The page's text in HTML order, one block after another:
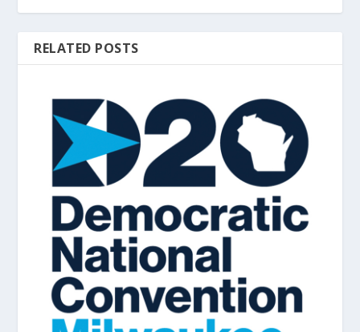
RELATED POSTS